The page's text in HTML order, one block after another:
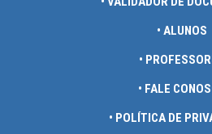
• ALUNOS
•
• FALE
• POLÍTICA DE